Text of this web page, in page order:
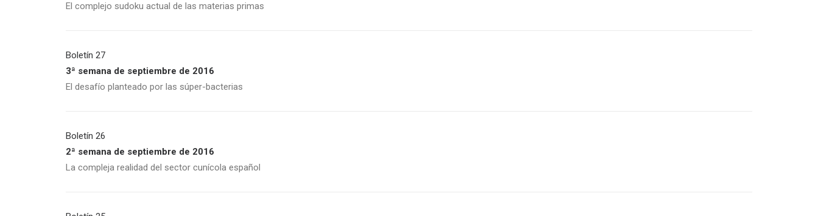
El complejo sudoku actual de las materias primas
Boletín 27
3ª semana de septiembre de 2016
El desafío planteado por las súper-bacterias
Boletín 26
2ª semana de septiembre de 2016
La compleja realidad del sector cunícola español